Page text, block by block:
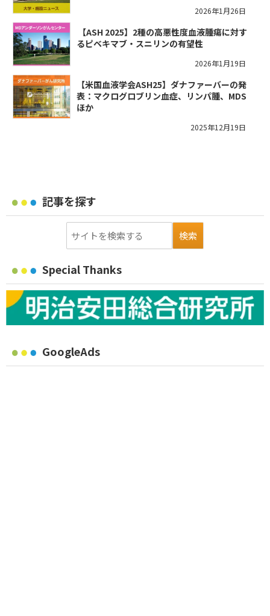
2026年1月26日
​【ASH 2025】2種の高悪性度血液腫瘍に対す
るピベキマブ・スニリンの有望性
2026年1月19日
【米国血液学会ASH25】ダナファーバーの発
表：マクログロブリン血症、リンパ腫、MDS
ほか
2025年12月19日
記事を探す
Special Thanks
GoogleAds